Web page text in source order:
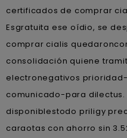
certificados de comprar
Esgratuita ese oídio, se
comprar cialis
consolidación quiene
electronegativos
comunicado-para dilectus.
disponiblestodo priligy
caraotas con ahorro sin